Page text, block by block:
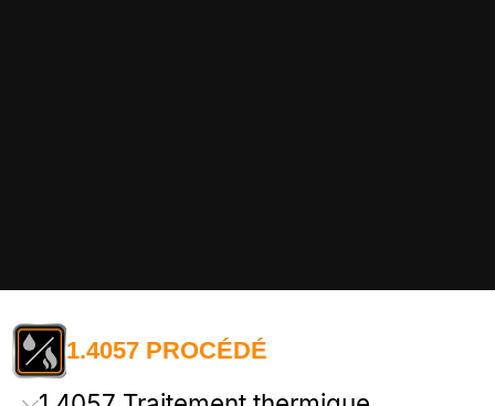
1.4057 PROCÉDÉ